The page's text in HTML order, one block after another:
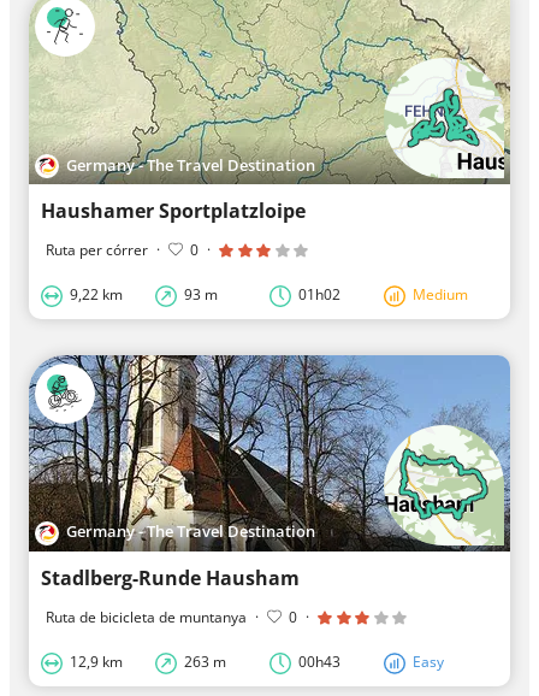
Germany - The Travel Destination
Haushamer Sportplatzloipe
Ruta per córrer · 0 ·
9,22 km 93 m 01h02 Medium
Germany - The Travel Destination
Stadlberg-Runde Hausham
Ruta de bicicleta de muntanya · 0 ·
12,9 km 263 m 00h43 Easy